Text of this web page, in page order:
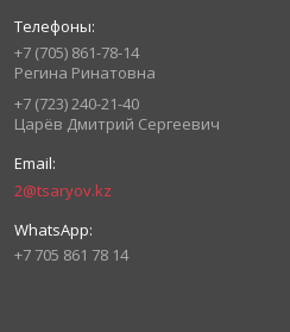
+7 (705) 861-78-14
Регина Ринатовна
+7 (723) 240-21-40
Царёв Дмитрий Сергеевич
2@tsaryov.kz
+7 705 861 78 14